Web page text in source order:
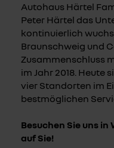
Autohaus Härtel
Peter Härtel das
kontinuierlich
Braunschweig und
Zusammenschluss
im Jahr 2018. Heute
vier Standorten im
bestmöglichen
Besuchen Sie uns
auf Sie!